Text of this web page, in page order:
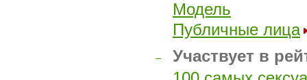
Модель
Публичные лица
–
Участвует в